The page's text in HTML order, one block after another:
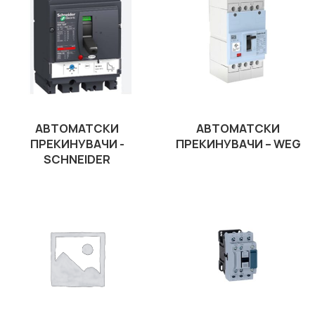
АВТОМАТСКИ
ПРЕКИНУВАЧИ -
SCHNEIDER
АВТОМАТСКИ
ПРЕКИНУВАЧИ – WEG